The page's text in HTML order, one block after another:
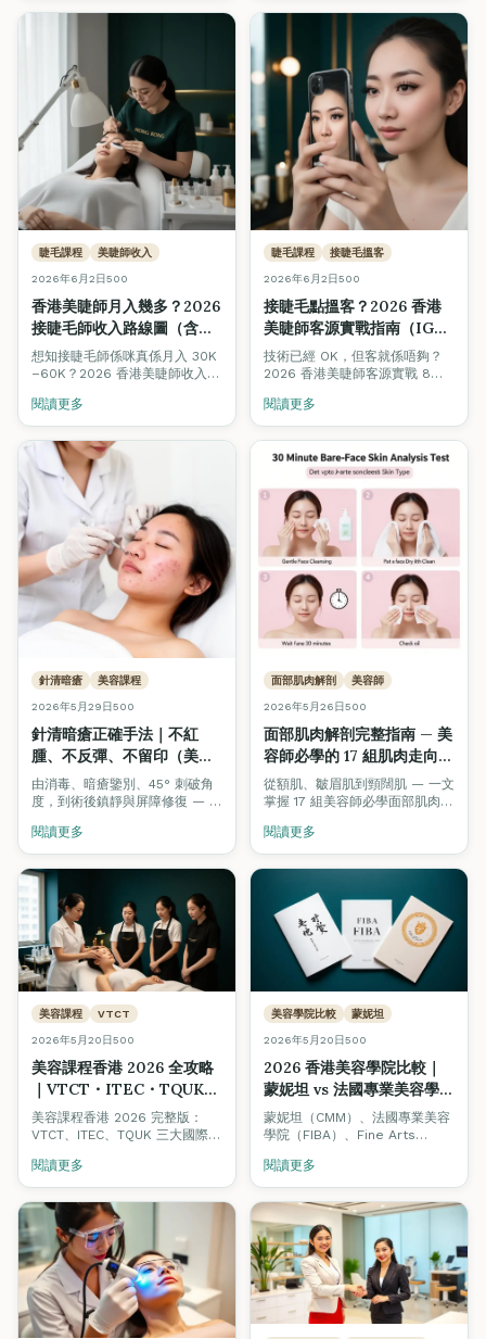
同。Fine Arts Academy 紋繡
導師團隊用 12 個維度逐項對照，
仲附香港價格範圍同揀選決策
樹。
睫毛課程 美睫師收入
2026年6月2日500
香港美睫師月入幾多？2026
接睫毛師收入路線圖（含即
時試算機）
想知接睫毛師係咪真係月入 30K
–60K？2026 香港美睫師收入完
職・全職・工作室老闆）合理收
入、客單價、回頭率對比，加埋
即時收入試算機，拖滑桿即知你
嘅情境月入幾多。
閱讀更多
睫毛課程 接睫毛搵客
2026年6月2日500
接睫毛點搵客？2026 香港
美睫師客源實戰指南（IG・
WhatsApp・回頭客 8 招）
技術已經 OK，但客就係唔夠？
2026 香港美睫師客源實戰 8
Broadcast 模板、3 週回頭率機
制、Beauty Stars 被動曝光、
口碑轉介設計、平台抽成避坑。
新手 3 個月內穩定 1 日 2 客嘅實
際路徑。
閱讀更多
針清暗瘡 美容課程
2026年5月29日500
針清暗瘡正確手法｜不紅
腫、不反彈、不留印（美容
初學者完整教學・ITEC /
VTCT 考核標準）
由消毒、暗瘡鑒別、45° 刺破角
度，到術後鎮靜與屏障修復 — 一
操作流程（SOP），對應 ITEC /
VTCT 國際美容認證實操考核要
求。
閱讀更多
面部肌肉解剖 美容師
2026年5月26日500
面部肌肉解剖完整指南 — 美
容師必學的 17 組肌肉走向、
按摩手法與激光治療對應
（2026）
從額肌、皺眉肌到頸闊肌 — 一文
掌握 17 組美容師必學面部肌肉的
激光 / 紋眉 / Hifu 治療參考。附
互動 3D 解剖模型。
閱讀更多
美容課程 VTCT
2026年5月20日500
美容課程香港 2026 全攻略
｜VTCT・ITEC・TQUK
證書文憑比較、學費、美容
師人工
美容課程香港 2026 完整版：
VTCT、ITEC、TQUK 三大國際認
師人工幾多？一次過解答，附 8
大揀學校要點同 10 條 FAQ。
閱讀更多
美容學院比較 蒙妮坦
2026年5月20日500
2026 香港美容學院比較｜
蒙妮坦 vs 法國專業美容學院
FIBA vs Fine Arts
Academy：認證、課程、就
業、創業生態全方位對照
蒙妮坦（CMM）、法國專業美容
學院（FIBA）、Fine Arts
間都係香港有歷史嘅美容培訓機
構，但定位、強項、配套生態大
不同。本文中立比較三者嘅認證
體系、課程深度、學費、就業支
援，並解釋點解 Fine Arts 同時
搞 Beauty Stars 美容院認證、
Job Board 美業招聘平台同創業
孵化計劃 — 因為我哋相信整個行
業要一齊升級。
閱讀更多